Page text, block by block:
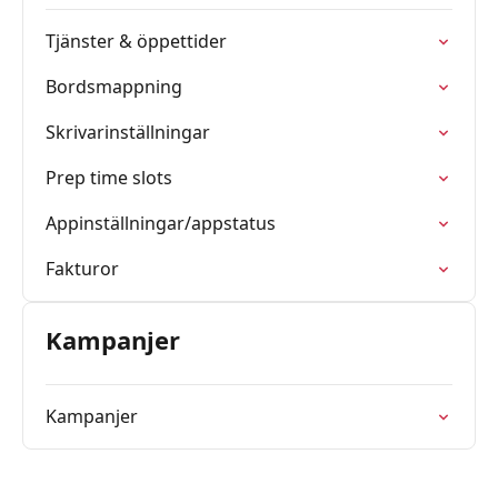
Tjänster & öppettider
Bordsmappning
Skrivarinställningar
Prep time slots
Appinställningar/appstatus
Fakturor
Kampanjer
Kampanjer